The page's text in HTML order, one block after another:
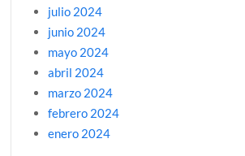
julio 2024
junio 2024
mayo 2024
abril 2024
marzo 2024
febrero 2024
enero 2024